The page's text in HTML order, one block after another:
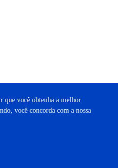
que você obtenha a melhor
você concorda com a nossa